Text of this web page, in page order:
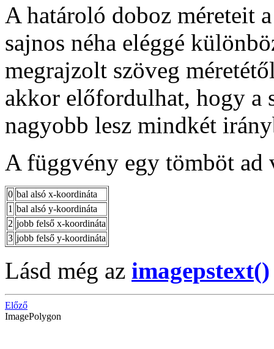
A határoló doboz méreteit
sajnos néha eléggé
megrajzolt szöveg
akkor előfordulhat, hogy a
nagyobb lesz mindkét
A függvény egy tömböt ad
0 bal alsó x-koordináta
1 bal alsó y-koordináta
2 jobb felső x-koordináta
3 jobb felső y-koordináta
Lásd még az imagepstext()
Előző
ImagePolygon